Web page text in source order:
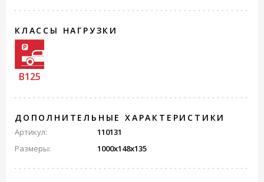
КЛАССЫ НАГРУЗКИ
B125
ДОПОЛНИТЕЛЬНЫЕ ХАРАКТЕРИСТИКИ
Артикул:
110131
Размеры:
1000x148x135